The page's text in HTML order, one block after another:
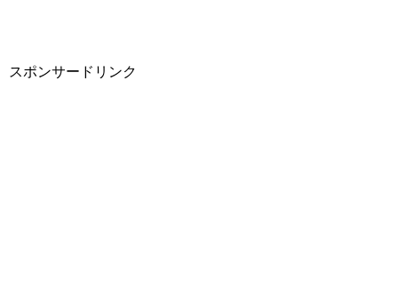
スポンサードリンク